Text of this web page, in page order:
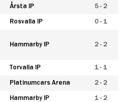
Årsta IP 5 - 2
Rosvalla IP 0 - 1
Hammarby IP 2 - 2
Torvalla IP 1 - 1
Platinumcars Arena 2 - 2
Hammarby IP 1 - 2